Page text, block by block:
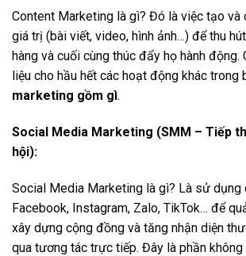
Content Marketing là gì? Đó là việc tạo và
giá trị (bài viết, video, hình ảnh…) để thu
hàng và cuối cùng thúc đẩy họ hành động.
liệu cho hầu hết các hoạt động khác trong
marketing gồm gì.
Social Media Marketing (SMM – Tiếp
hội):
Social Media Marketing là gì? Là sử dụng
Facebook, Instagram, Zalo, TikTok… để
xây dựng cộng đồng và tăng nhận diện
qua tương tác trực tiếp. Đây là phần không